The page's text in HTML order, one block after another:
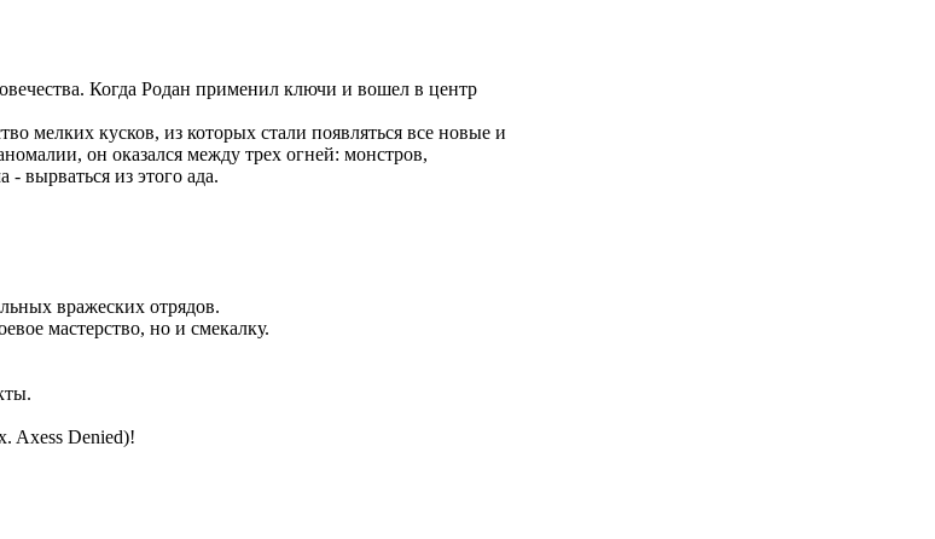
Когда Родан применил ключи и вошел в центр
мелких кусков, из которых стали появляться все новые и
он оказался между трех огней: монстров,
вырваться из этого ада.
вражеских отрядов.
мастерство, но и смекалку.
Axess Denied)!